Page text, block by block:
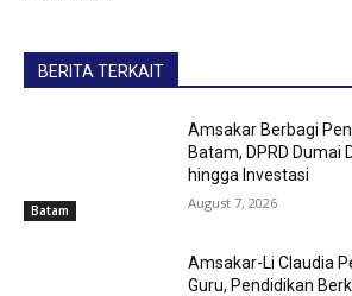
BERITA TERKAIT
Batam
Amsakar Berbagi
Batam, DPRD Dumai
hingga Investasi
August 7, 2026
Amsakar-Li Claudia
Guru, Pendidikan